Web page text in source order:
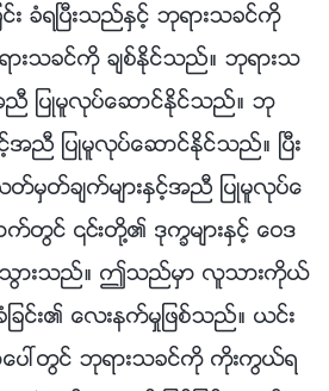
ခံရၿပီးသည္ႏွင့္ ဘုရားသခင္ကို
းသခင္ကို ခ်စ္ႏိုင္သည္။ ဘုရားသ
ျပဳမူလုပ္ေဆာင္ႏိုင္သည္။ ဘု
အညီ ျပဳမူလုပ္ေဆာင္ႏိုင္သည္။ ၿပီး
မွတ္ခ်က္မ်ားႏွင့္အညီ ျပဳမူလုပ္ေ
တြင္ ၎တို႔၏ ဒုကၡမ်ားႏွင့္ ေဝဒ
သြားသည္။ ဤသည္မွာ လူသားကိုယ္
ခင္း၏ ေလးနက္မႈျဖစ္သည္။ ယင္း
ပၚတြင္ ဘုရားသခင္ကို ကိုးကြယ္ရ